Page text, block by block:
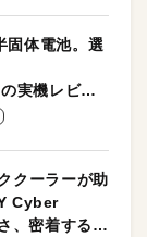
固体電池。選
実機レビュ
クーラーが助
Cyber
、密着する冷